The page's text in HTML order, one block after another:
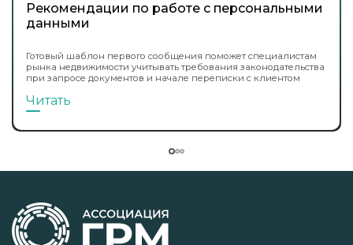
Рекомендации по работе с персональными
данными
Готовый шаблон первого сообщения поможет специалистам
рынка недвижимости учитывать требования законодательства
при запросе документов и начале переписки с клиентом
Читать